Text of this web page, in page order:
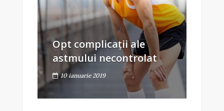
Opt complicații ale
astmului necontrolat
10 ianuarie 2019